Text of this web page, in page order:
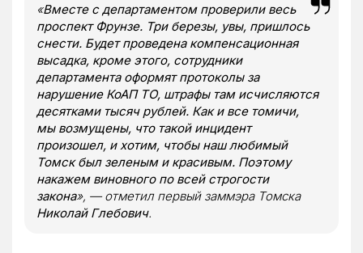
«Вместе с департаментом проверили весь
проспект Фрунзе. Три березы, увы, пришлось
снести. Будет проведена компенсационная
высадка, кроме этого, сотрудники
департамента оформят протоколы за
нарушение КоАП ТО, штрафы там исчисляются
десятками тысяч рублей. Как и все томичи,
мы возмущены, что такой инцидент
произошел, и хотим, чтобы наш любимый
Томск был зеленым и красивым. Поэтому
накажем виновного по всей строгости
закона», — отметил первый заммэра Томска
Николай Глебович.